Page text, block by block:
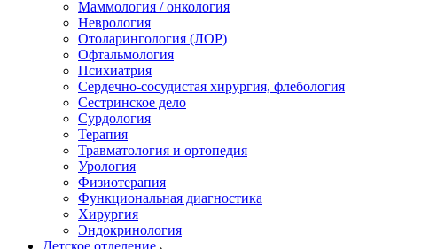
Маммология / онкология
Неврология
Отоларингология (ЛОР)
Офтальмология
Психиатрия
Сердечно-сосудистая хирургия, флебология
Сестринское дело
Сурдология
Терапия
Травматология и ортопедия
Урология
Физиотерапия
Функциональная диагностика
Хирургия
Эндокринология
Детское отделение